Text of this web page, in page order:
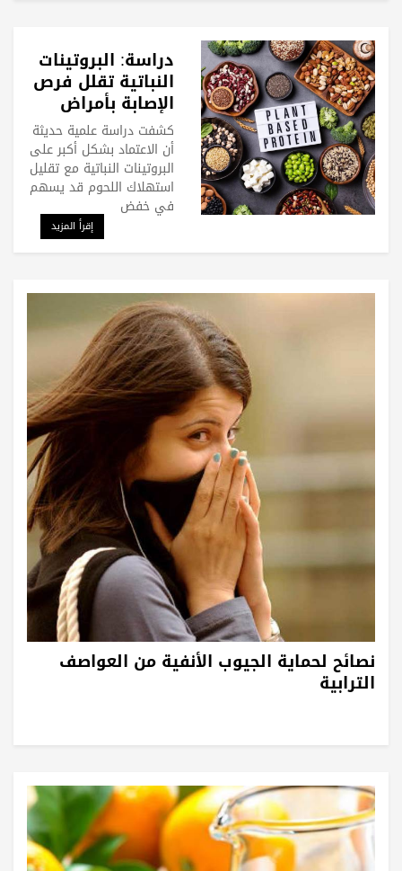
دراسة: البروتينات
النباتية تقلل فرص
الإصابة بأمراض
الكلى المزمنة
كشفت دراسة علمية حديثة
أن الاعتماد بشكل أكبر على
البروتينات النباتية مع تقليل
استهلاك اللحوم قد يسهم
في خفض
إقرأ المزيد
نصائح لحماية الجيوب الأنفية من العواصف
الترابية